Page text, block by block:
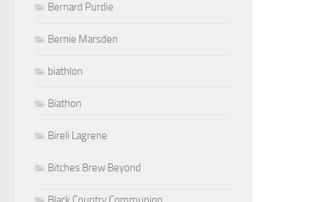
Bernard Purdie
Bernie Marsden
biathlon
Biathon
Bireli Lagrene
Bitches Brew Beyond